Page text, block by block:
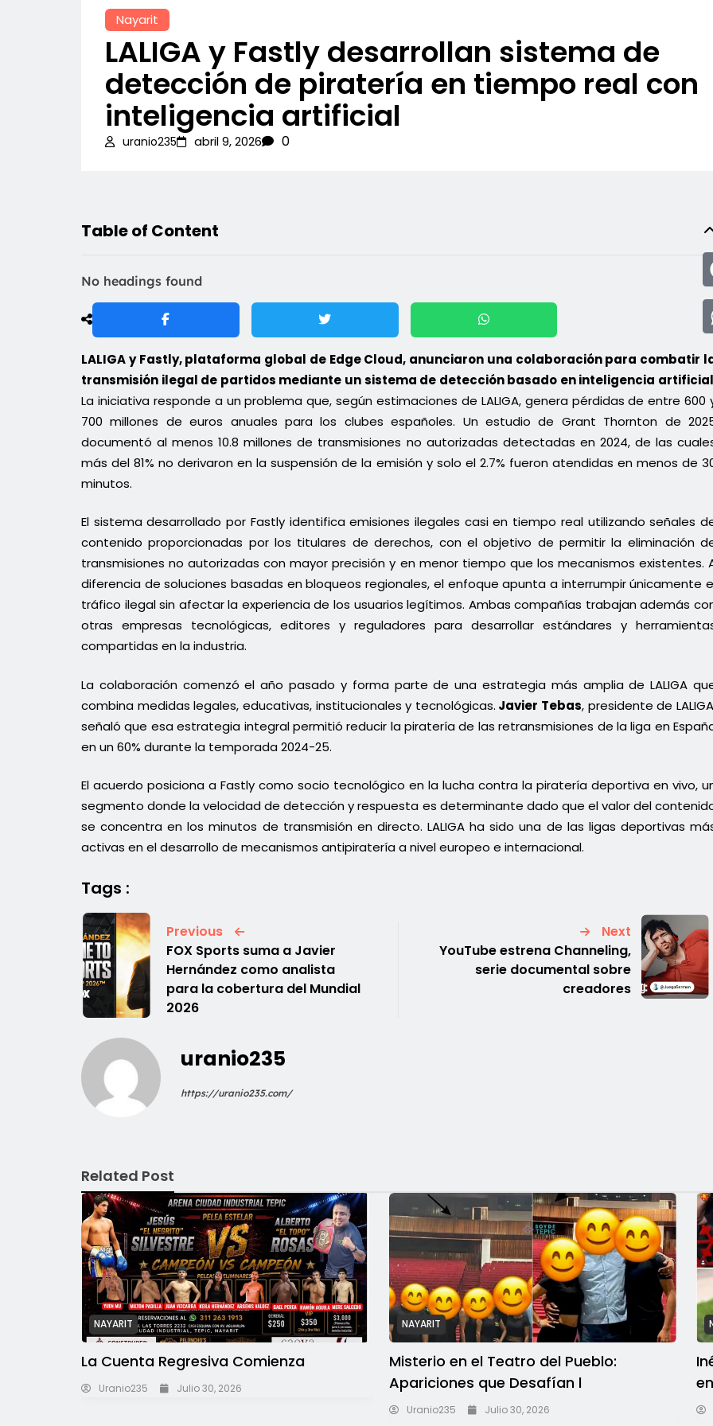
Nayarit
LALIGA y Fastly desarrollan sistema de
detección de piratería en tiempo real con
inteligencia artificial
uranio235 abril 9, 2026 0
Table of Content
No headings found
LALIGA y Fastly, plataforma global de Edge Cloud, anunciaron una colaboración para combatir
transmisión ilegal de partidos mediante un sistema de detección basado en inteligencia artificial
La iniciativa responde a un problema que, según estimaciones de LALIGA, genera pérdidas de entre 600
700 millones de euros anuales para los clubes españoles. Un estudio de Grant Thornton de
documentó al menos 10.8 millones de transmisiones no autorizadas detectadas en 2024, de las
más del 81% no derivaron en la suspensión de la emisión y solo el 2.7% fueron atendidas en menos de
minutos.
El sistema desarrollado por Fastly identifica emisiones ilegales casi en tiempo real utilizando señales
contenido proporcionadas por los titulares de derechos, con el objetivo de permitir la eliminación
transmisiones no autorizadas con mayor precisión y en menor tiempo que los mecanismos existentes.
diferencia de soluciones basadas en bloqueos regionales, el enfoque apunta a interrumpir únicamente
tráfico ilegal sin afectar la experiencia de los usuarios legítimos. Ambas compañías trabajan además
otras empresas tecnológicas, editores y reguladores para desarrollar estándares y
compartidas en la industria.
La colaboración comenzó el año pasado y forma parte de una estrategia más amplia de LALIGA
combina medidas legales, educativas, institucionales y tecnológicas. Javier Tebas, presidente de
señaló que esa estrategia integral permitió reducir la piratería de las retransmisiones de la liga en
en un 60% durante la temporada 2024-25.
El acuerdo posiciona a Fastly como socio tecnológico en la lucha contra la piratería deportiva en vivo,
segmento donde la velocidad de detección y respuesta es determinante dado que el valor del
se concentra en los minutos de transmisión en directo. LALIGA ha sido una de las ligas deportivas
activas en el desarrollo de mecanismos antipiratería a nivel europeo e internacional.
Tags :
Previous
FOX Sports suma a Javier
Hernández como analista
para la cobertura del Mundial
2026
Next
YouTube estrena Channeling,
serie documental sobre
creadores
uranio235
https://uranio235.com/
Related Post
NAYARIT
La Cuenta Regresiva Comienza
Uranio235 Julio 30, 2026
NAYARIT
Misterio en el Teatro del Pueblo:
Apariciones que Desafían l
Uranio235 Julio 30, 2026